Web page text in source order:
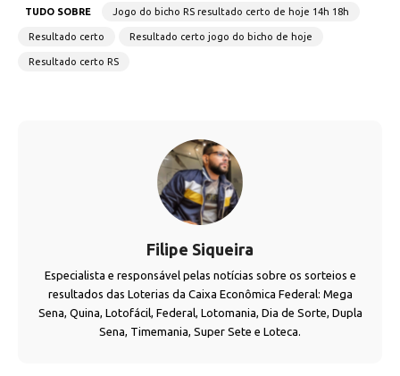
TUDO SOBRE Jogo do bicho RS resultado certo de hoje 14h 18h
Resultado certo Resultado certo jogo do bicho de hoje
Resultado certo RS
Filipe Siqueira
Especialista e responsável pelas notícias sobre os sorteios e
resultados das Loterias da Caixa Econômica Federal: Mega
Sena, Quina, Lotofácil, Federal, Lotomania, Dia de Sorte, Dupla
Sena, Timemania, Super Sete e Loteca.